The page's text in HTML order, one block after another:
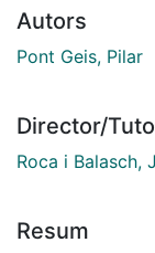
Autors
Pont Geis, Pilar
Director/
Roca i Balasch,
Resum